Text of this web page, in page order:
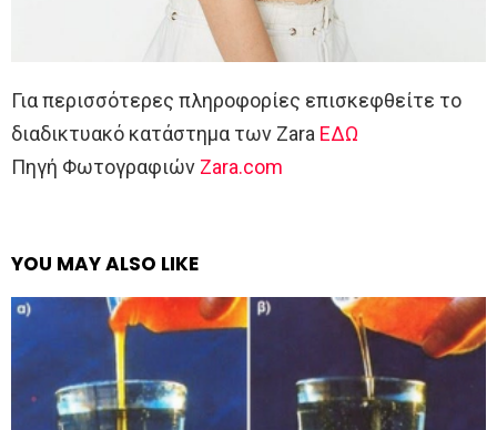
Για περισσότερες πληροφορίες επισκεφθείτε το
διαδικτυακό κατάστημα των Zara ΕΔΩ
Πηγή Φωτογραφιών Zara.com
YOU MAY ALSO LIKE